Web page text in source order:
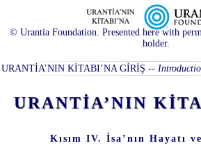
© Urantia Foundation. Presented here with
holder.
URANTİA’NIN KİTABI’NA GİRİŞ --
URANTİA’NIN
Kısım IV. İsa’nın Hayatı